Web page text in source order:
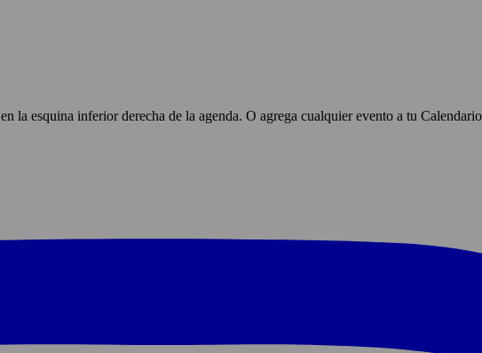
en la esquina inferior derecha de la agenda. O agrega cualquier evento a tu